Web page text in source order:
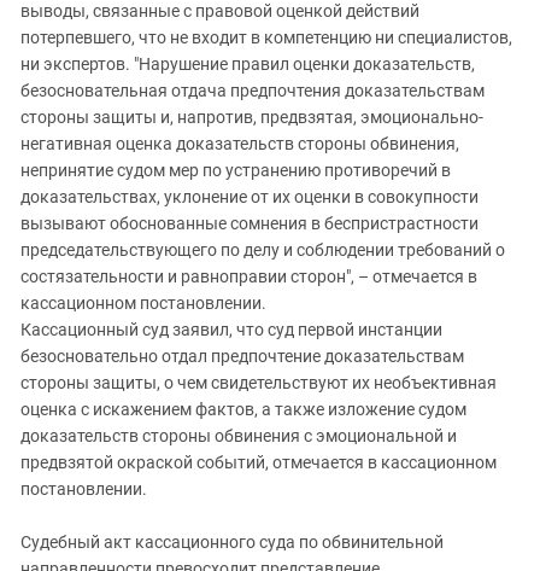
выводы, связанные с правовой оценкой действий
потерпевшего, что не входит в компетенцию ни специалистов,
ни экспертов. "Нарушение правил оценки доказательств,
безосновательная отдача предпочтения доказательствам
стороны защиты и, напротив, предвзятая, эмоционально-
негативная оценка доказательств стороны обвинения,
непринятие судом мер по устранению противоречий в
доказательствах, уклонение от их оценки в совокупности
вызывают обоснованные сомнения в беспристрастности
председательствующего по делу и соблюдении требований о
состязательности и равноправии сторон", – отмечается в
кассационном постановлении.
Кассационный суд заявил, что суд первой инстанции
безосновательно отдал предпочтение доказательствам
стороны защиты, о чем свидетельствуют их необъективная
оценка с искажением фактов, а также изложение судом
доказательств стороны обвинения с эмоциональной и
предвзятой окраской событий, отмечается в кассационном
постановлении.
Судебный акт кассационного суда по обвинительной